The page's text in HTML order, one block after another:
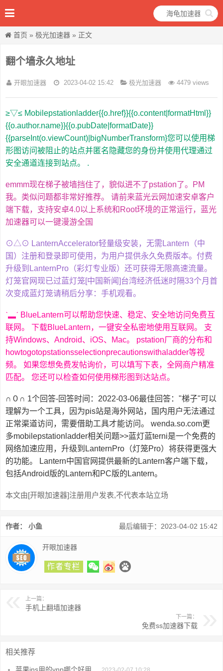
首页 » 极光加速器 » 正文
翻个墙永久地址
开眼加速器 2023-04-02 15:42 极光加速器 4479 views
≥▽≤ Mobilepstationladder{{o.href}}{{o.content|formatHtml}}
{{o.author.name}}{{o.pubDate|formatDate}}
{{parseInt(o.viewCount)|bigNumberTransform}您可以使用梯
形图访问被阻止的站点并匿名隐藏您的身份并使用代理通过
安全通道连接到站点。 .
emmm现在梯子被墙挡住了，貌似进不了pstation了。PM
我。类似问题都非常好推荐。 请前来蓝光云网加速安卓客户
端下载，支持安卓4.0以上系统和Root环境的正常运行，蓝光
加速器可以一键漫游全国
⊙△⊙ LanternAccelerator轻量级安装，无需Lantern（中
国）注册和登录即可使用，为用户提供永久免费版本。付费
升级到LanternPro（彩灯专业版）还可获得无限高速流量。
灯笼官网现已过蓝灯笼[中国新闻]台湾经济低迷时隔33个月首
次变成蓝灯笼请稍后分享：手机观看。
ˋ▂ˊ BlueLantern可以帮助您快速、稳定、安全地访问免费互
联网。 下载BlueLantern，一键安全私密地使用互联网。 支
持Windows、Android、iOS、Mac。 pstation厂商的分布和
howtogotopstationsselectionprecautionswithaladder等视
频。 如果您想免费发帖询价，可以填写下表，全网商户精准
匹配。 您还可以检查如何使用梯形图到达站点。
∩０∩ 1个回答-回答时间：2022-03-06最佳回答："梯子"可以
理解为一个工具，因为pis站是海外网站，国内用户无法通过
正常渠道访问，需要借助工具才能访问。 wenda.so.com更
多mobilepstationladder相关问题>>蓝灯蓝terni是一个免费的
网络加速应用，升级到LanternPro（灯笼Pro）将获得更强大
的功能。 Lantern中国官网提供最新的Lantern客户端下载，
包括Android版的Lantern和PC版的Lantern。
本文由[开眼加速器]注册用户发表,不代表本站立场
最后编辑于：2023-04-02 15:42
作者： 小鱼
开眼加速器
上一篇：
手机上翻墙加速器
下一篇：
免费ss加速器下载
相关推荐